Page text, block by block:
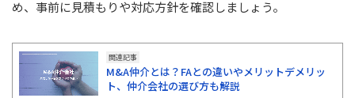
め、事前に見積もりや対応方針を確認しましょう。
関連記事
M&A仲介とは？FAとの違いやメリットデメリッ
ト、仲介会社の選び方も解説